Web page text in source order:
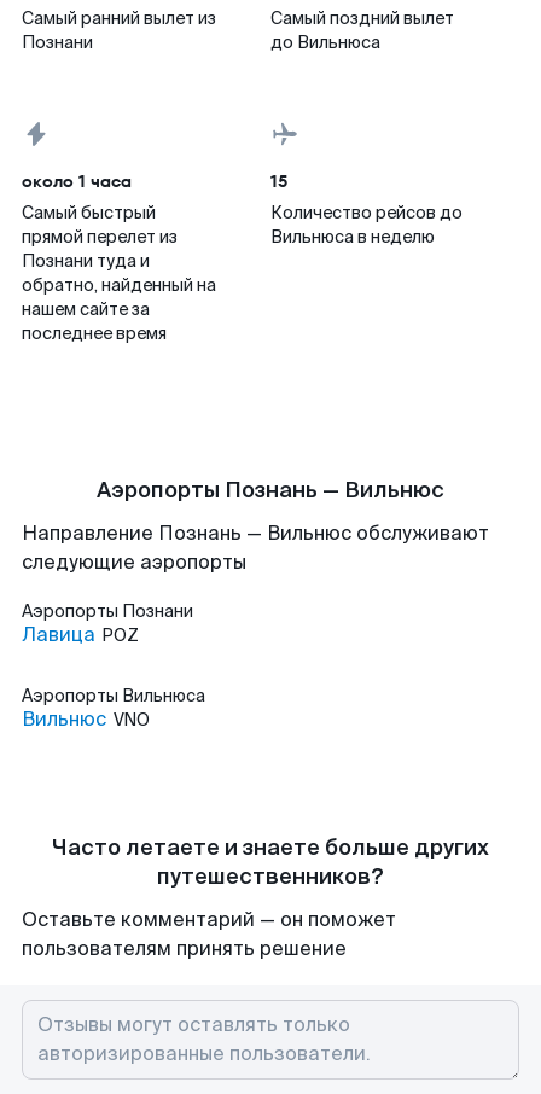
Самый ранний вылет из
Познани
Самый поздний вылет
до Вильнюса
около 1 часа
Самый быстрый
прямой перелет из
Познани туда и
обратно, найденный на
нашем сайте за
последнее время
15
Количество рейсов до
Вильнюса в неделю
Аэропорты Познань — Вильнюс
Направление Познань — Вильнюс обслуживают
следующие аэропорты
Аэропорты Познани
Лавица POZ
Аэропорты Вильнюса
Вильнюс VNO
Часто летаете и знаете больше других
путешественников?
Оставьте комментарий — он поможет
пользователям принять решение